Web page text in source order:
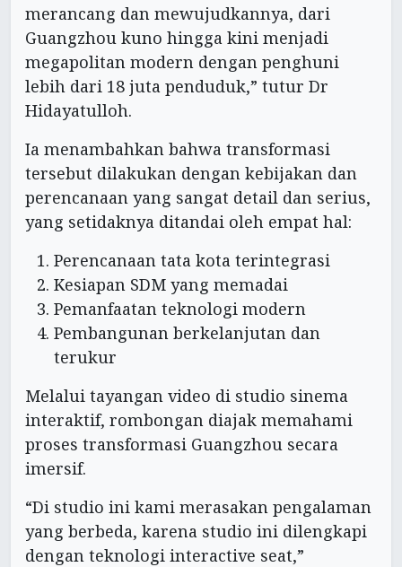
merancang dan mewujudkannya, dari
Guangzhou kuno hingga kini menjadi
megapolitan modern dengan penghuni
lebih dari 18 juta penduduk,” tutur Dr
Hidayatulloh.
Ia menambahkan bahwa transformasi
tersebut dilakukan dengan kebijakan dan
perencanaan yang sangat detail dan serius,
yang setidaknya ditandai oleh empat hal:
Perencanaan tata kota terintegrasi
Kesiapan SDM yang memadai
Pemanfaatan teknologi modern
Pembangunan berkelanjutan dan
terukur
Melalui tayangan video di studio sinema
interaktif, rombongan diajak memahami
proses transformasi Guangzhou secara
imersif.
“Di studio ini kami merasakan pengalaman
yang berbeda, karena studio ini dilengkapi
dengan teknologi interactive seat,”